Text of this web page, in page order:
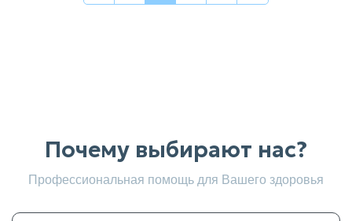
Почему выбирают нас?
Профессиональная помощь для Вашего здоровья